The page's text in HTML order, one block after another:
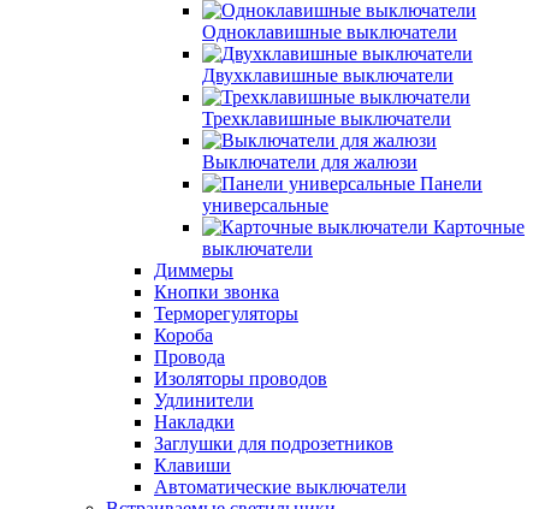
Одноклавишные выключатели
Двухклавишные выключатели
Трехклавишные выключатели
Выключатели для жалюзи
Панели
универсальные
Карточные
выключатели
Диммеры
Кнопки звонка
Терморегуляторы
Короба
Провода
Изоляторы проводов
Удлинители
Накладки
Заглушки для подрозетников
Клавиши
Автоматические выключатели